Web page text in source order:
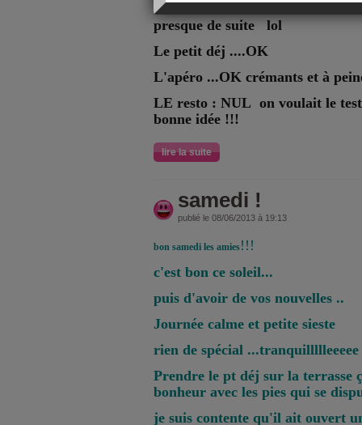
BEN.....suis rentrée tôt vers 1h
presque de suite lol
Le petit déj ....OK
L'apéro ...OK crémants et à
LE resto : NUL on voulait le
bonne idée !!!
lire la suite
samedi !
publié le 08/06/2013 à 19:13
bon samedi les amies!!!
c'est bon ce soleil...
puis d'avoir de vos nouvelles ..
Journée calme et petite sieste
rien de spécial ...tranquillllleeeee
Prendre le pt déj sur la terrasse
bonheur avec les pies qui se
je suis contente qu'il ait ouvert